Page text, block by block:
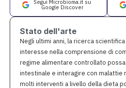
Segui Microbioma.it su
Google Discover
Stato dell'arte
Negli ultimi anni, la ricerca
interesse nella comprensione di
regime alimentare controllato
intestinale e interagire con malattie
molti interventi a livello della dieta